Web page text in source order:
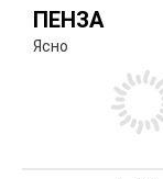
ПЕНЗА
Ясно